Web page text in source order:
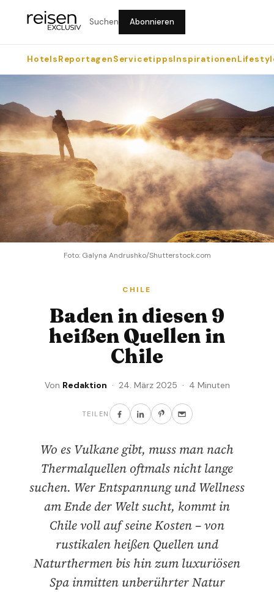
Suchen Abonnieren
HotelsReportagenServicetippsInspirationen
Foto: Galyna Andrushko/Shutterstock.com
CHILE
Baden in diesen 9
heißen Quellen in
Chile
Von Redaktion · 24. März 2025 · 4 Minuten
TEILEN
Wo es Vulkane gibt, muss man nach
Thermalquellen oftmals nicht lange
suchen. Wer Entspannung und Wellness
am Ende der Welt sucht, kommt in
Chile voll auf seine Kosten – von
rustikalen heißen Quellen und
Naturthermen bis hin zum luxuriösen
Spa inmitten unberührter Natur